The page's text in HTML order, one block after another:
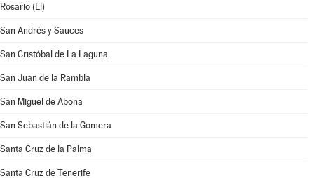
Rosario (El)
San Andrés y Sauces
San Cristóbal de La Laguna
San Juan de la Rambla
San Miguel de Abona
San Sebastián de la Gomera
Santa Cruz de la Palma
Santa Cruz de Tenerife